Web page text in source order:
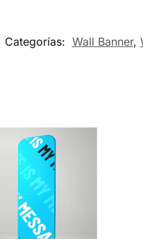
Categorías: Wall Banner,